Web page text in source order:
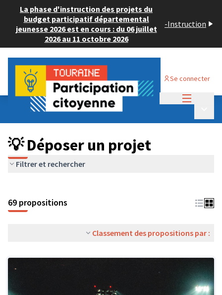
La phase d'instruction des projets du
budget participatif départemental
jeunesse 2026 est en cours : du 06 juillet
2026 au 11 octobre 2026
-Instruction
Se connecter
Budget Participatif ADULTE 2024
💡 Déposer un projet
💡 Déposer un projet
Filtrer et rechercher
69 propositions
Classement des propositions par :